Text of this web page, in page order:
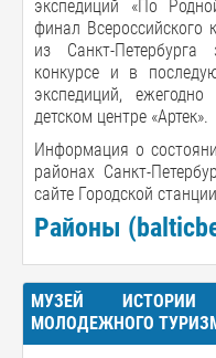
экспедиций «По
финал Всероссийского
из Санкт-
конкурсе и в
экспедиций,
детском центре «Артек».
Информация о
районах Санкт-
сайте Городской
Районы
МУЗЕЙ ИСТОРИИ
МОЛОДЕЖНОГО